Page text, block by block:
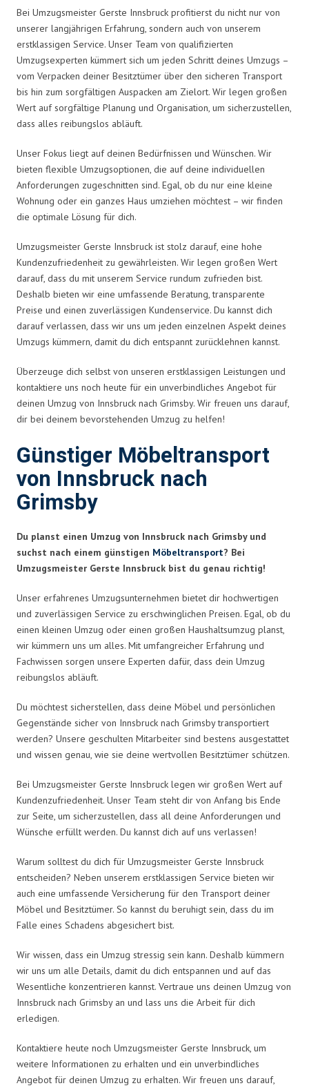
Bei Umzugsmeister Gerste Innsbruck profitierst du nicht nur von
unserer langjährigen Erfahrung, sondern auch von unserem
erstklassigen Service. Unser Team von qualifizierten
Umzugsexperten kümmert sich um jeden Schritt deines Umzugs –
vom Verpacken deiner Besitztümer über den sicheren Transport
bis hin zum sorgfältigen Auspacken am Zielort. Wir legen großen
Wert auf sorgfältige Planung und Organisation, um sicherzustellen,
dass alles reibungslos abläuft.
Unser Fokus liegt auf deinen Bedürfnissen und Wünschen. Wir
bieten flexible Umzugsoptionen, die auf deine individuellen
Anforderungen zugeschnitten sind. Egal, ob du nur eine kleine
Wohnung oder ein ganzes Haus umziehen möchtest – wir finden
die optimale Lösung für dich.
Umzugsmeister Gerste Innsbruck ist stolz darauf, eine hohe
Kundenzufriedenheit zu gewährleisten. Wir legen großen Wert
darauf, dass du mit unserem Service rundum zufrieden bist.
Deshalb bieten wir eine umfassende Beratung, transparente
Preise und einen zuverlässigen Kundenservice. Du kannst dich
darauf verlassen, dass wir uns um jeden einzelnen Aspekt deines
Umzugs kümmern, damit du dich entspannt zurücklehnen kannst.
Überzeuge dich selbst von unseren erstklassigen Leistungen und
kontaktiere uns noch heute für ein unverbindliches Angebot für
deinen Umzug von Innsbruck nach Grimsby. Wir freuen uns darauf,
dir bei deinem bevorstehenden Umzug zu helfen!
Günstiger Möbeltransport
von Innsbruck nach
Grimsby
Du planst einen Umzug von Innsbruck nach Grimsby und
suchst nach einem günstigen Möbeltransport? Bei
Umzugsmeister Gerste Innsbruck bist du genau richtig!
Unser erfahrenes Umzugsunternehmen bietet dir hochwertigen
und zuverlässigen Service zu erschwinglichen Preisen. Egal, ob du
einen kleinen Umzug oder einen großen Haushaltsumzug planst,
wir kümmern uns um alles. Mit umfangreicher Erfahrung und
Fachwissen sorgen unsere Experten dafür, dass dein Umzug
reibungslos abläuft.
Du möchtest sicherstellen, dass deine Möbel und persönlichen
Gegenstände sicher von Innsbruck nach Grimsby transportiert
werden? Unsere geschulten Mitarbeiter sind bestens ausgestattet
und wissen genau, wie sie deine wertvollen Besitztümer schützen.
Bei Umzugsmeister Gerste Innsbruck legen wir großen Wert auf
Kundenzufriedenheit. Unser Team steht dir von Anfang bis Ende
zur Seite, um sicherzustellen, dass all deine Anforderungen und
Wünsche erfüllt werden. Du kannst dich auf uns verlassen!
Warum solltest du dich für Umzugsmeister Gerste Innsbruck
entscheiden? Neben unserem erstklassigen Service bieten wir
auch eine umfassende Versicherung für den Transport deiner
Möbel und Besitztümer. So kannst du beruhigt sein, dass du im
Falle eines Schadens abgesichert bist.
Wir wissen, dass ein Umzug stressig sein kann. Deshalb kümmern
wir uns um alle Details, damit du dich entspannen und auf das
Wesentliche konzentrieren kannst. Vertraue uns deinen Umzug von
Innsbruck nach Grimsby an und lass uns die Arbeit für dich
erledigen.
Kontaktiere heute noch Umzugsmeister Gerste Innsbruck, um
weitere Informationen zu erhalten und ein unverbindliches
Angebot für deinen Umzug zu erhalten. Wir freuen uns darauf,